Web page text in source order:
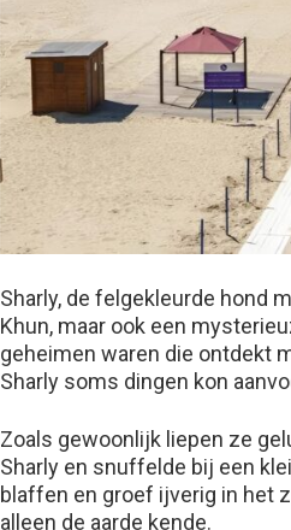
Sharly, de felgekleurde hond
Khun, maar ook een
geheimen waren die ontdekt
Sharly soms dingen kon
Zoals gewoonlijk liepen ze
Sharly en snuffelde bij een
blaffen en groef ijverig in het
alleen de aarde kende.